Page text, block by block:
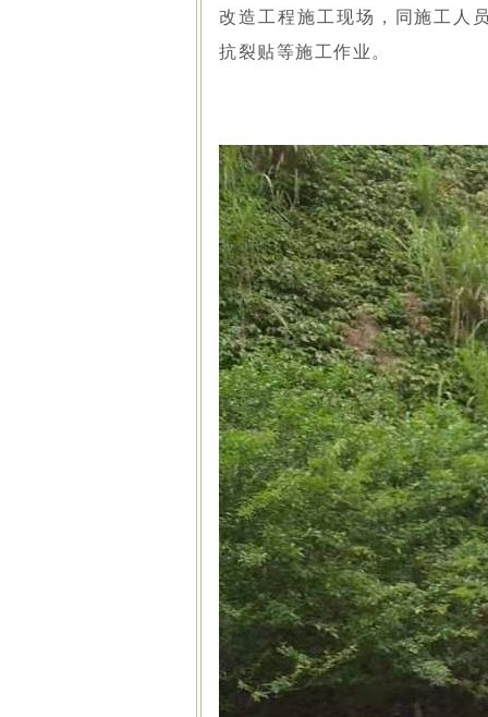
改造工程施工现场，同施工人
抗裂贴等施工作业。